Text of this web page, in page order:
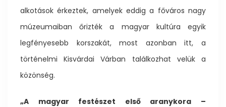
alkotások érkeztek, amelyek eddig a főváros nagy
múzeumaiban őrizték a magyar kultúra egyik
legfényesebb korszakát, most azonban itt, a
történelmi Kisvárdai Várban találkozhat velük a
közönség.
„A magyar festészet első aranykora –